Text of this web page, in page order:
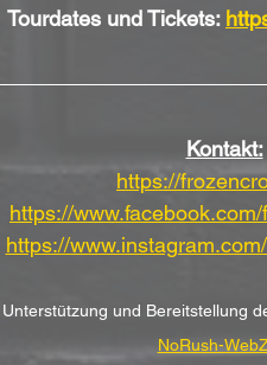
Tourdates und Tickets:
Kontakt:
https://
https://
https://
und Bereitstellung
NoRush-